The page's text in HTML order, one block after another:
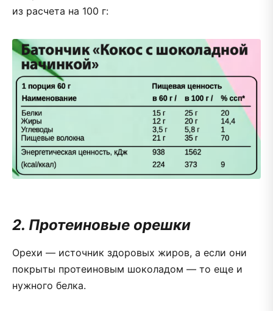
из расчета на 100 г:
2. Протеиновые орешки
Орехи — источник здоровых жиров, а если они
покрыты протеиновым шоколадом — то еще и
нужного белка.